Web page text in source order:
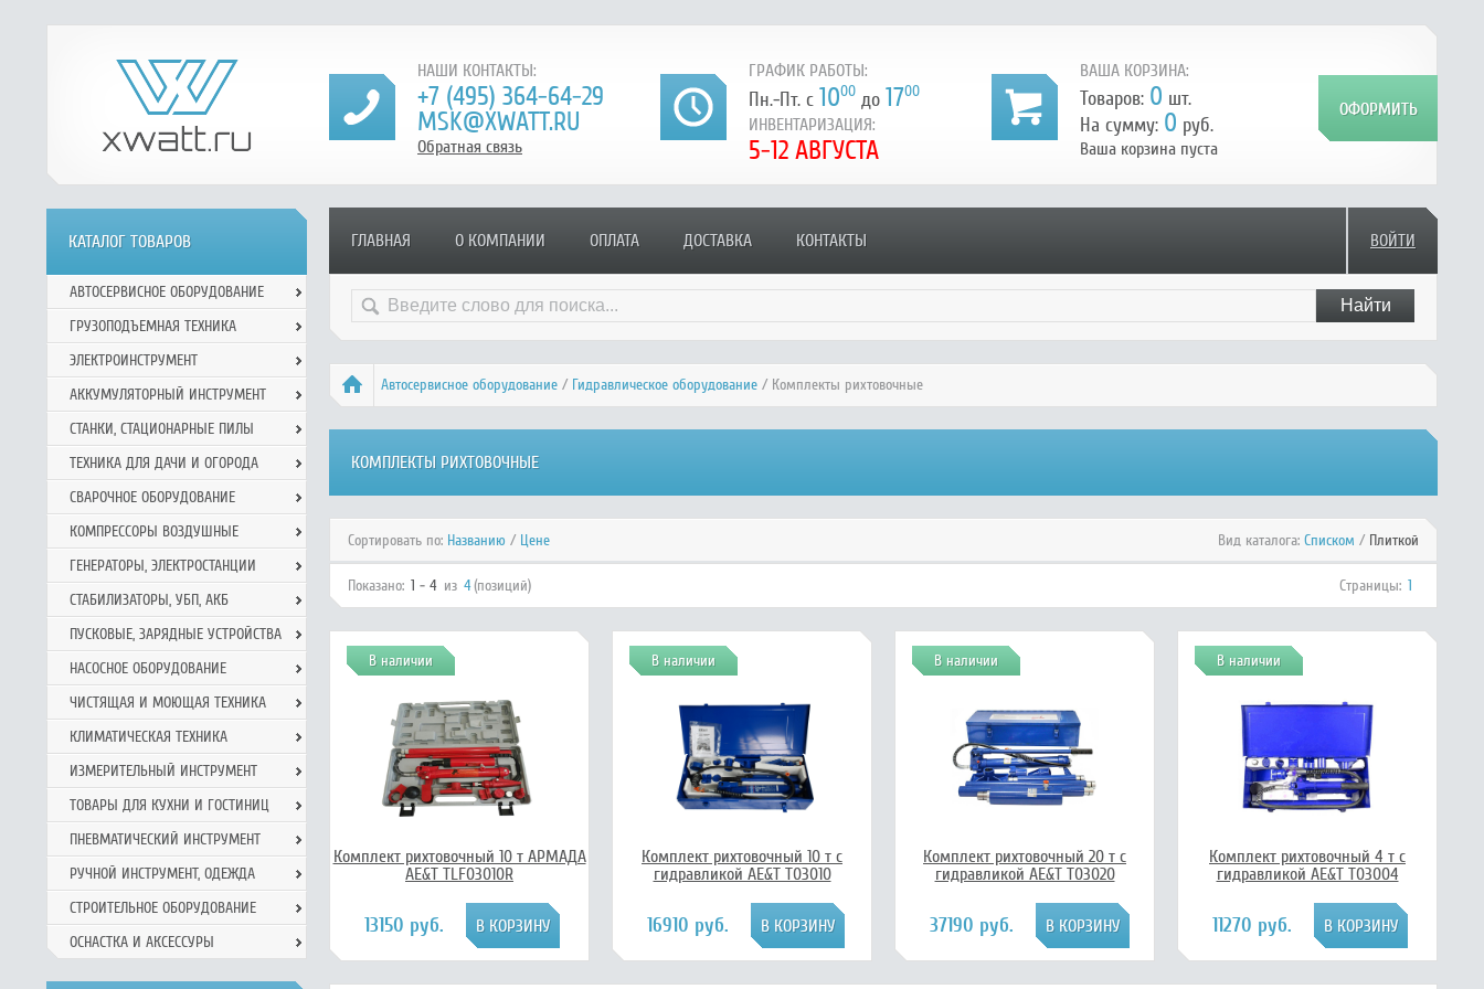
НАШИ КОНТАКТЫ:
+7 (495) 364-64-29
MSK@XWATT.RU
Обратная связь
ГРАФИК РАБОТЫ:
Пн.-Пт. с 1000 до 1700
ИНВЕНТАРИЗАЦИЯ:
5-12 АВГУСТА
ВАША КОРЗИНА:
Товаров: 0 шт.
На сумму: 0 руб.
Ваша корзина пуста
ГЛАВНАЯ О КОМПАНИИ ОПЛАТА ДОСТАВКА КОНТАКТЫ ВОЙТИ
Автосервисное оборудование / Гидравлическое оборудование / Комплекты рихтовочные
КОМПЛЕКТЫ РИХТОВОЧНЫЕ
Сортировать по: Названию / Цене Вид каталога: Списком / Плиткой
Показано: 1 - 4 из 4(позиций) Страницы: 1
В наличии
Комплект рихтовочный 10 т АРМАДА
AE&T TLF03010R
13150 руб.
В наличии
Комплект рихтовочный 10 т с
гидравликой AE&T T03010
16910 руб.
В наличии
Комплект рихтовочный 20 т с
гидравликой AE&T T03020
37190 руб.
В наличии
Комплект рихтовочный 4 т с
гидравликой AE&T T03004
11270 руб.
КАТАЛОГ ТОВАРОВ
АВТОСЕРВИСНОЕ ОБОРУДОВАНИЕ
ГРУЗОПОДЪЕМНАЯ ТЕХНИКА
ЭЛЕКТРОИНСТРУМЕНТ
АККУМУЛЯТОРНЫЙ ИНСТРУМЕНТ
СТАНКИ, СТАЦИОНАРНЫЕ ПИЛЫ
ТЕХНИКА ДЛЯ ДАЧИ И ОГОРОДА
СВАРОЧНОЕ ОБОРУДОВАНИЕ
КОМПРЕССОРЫ ВОЗДУШНЫЕ
ГЕНЕРАТОРЫ, ЭЛЕКТРОСТАНЦИИ
СТАБИЛИЗАТОРЫ, УБП, АКБ
ПУСКОВЫЕ, ЗАРЯДНЫЕ УСТРОЙСТВА
НАСОСНОЕ ОБОРУДОВАНИЕ
ЧИСТЯЩАЯ И МОЮЩАЯ ТЕХНИКА
КЛИМАТИЧЕСКАЯ ТЕХНИКА
ИЗМЕРИТЕЛЬНЫЙ ИНСТРУМЕНТ
ТОВАРЫ ДЛЯ КУХНИ И ГОСТИНИЦ
ПНЕВМАТИЧЕСКИЙ ИНСТРУМЕНТ
РУЧНОЙ ИНCТРУМЕНТ, ОДЕЖДА
СТРОИТЕЛЬНОЕ ОБОРУДОВАНИЕ
ОСНАСТКА И АКСЕССУРЫ